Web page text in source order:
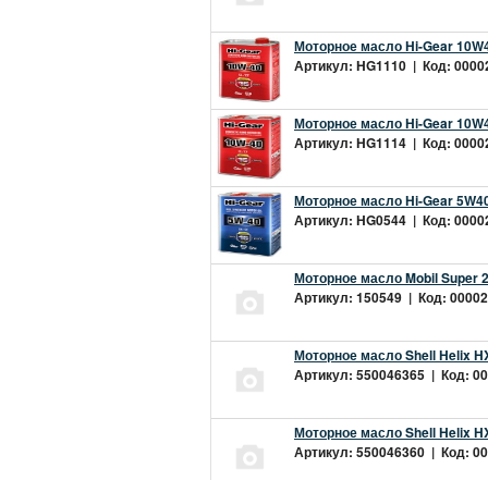
Моторное масло Hi-Gear
Артикул: HG1110 | Код:
Моторное масло Hi-Gear
Артикул: HG1114 | Код:
Моторное масло Hi-Gear
Артикул: HG0544 | Код:
Моторное масло Mobil Super
Артикул: 150549 | Код:
Моторное масло Shell Helix
Артикул: 550046365 | Код:
Моторное масло Shell Helix
Артикул: 550046360 | Код: